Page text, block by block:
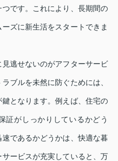
です。これにより、長期間の
ズに新生活をスタートできま
逃せないのがアフターサービ
ブルを未然に防ぐためには、
となります。例えば、住宅の
証がしっかりしているかどう
であるかどうかは、快適な暮
ービスが充実していると、万